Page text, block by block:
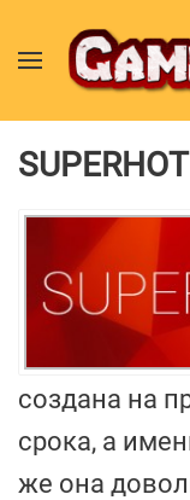
создана на
срока, а
же она